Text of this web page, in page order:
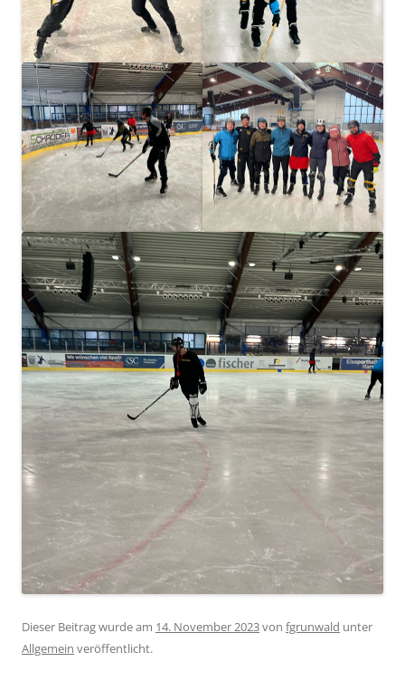
Dieser Beitrag wurde am 14. November 2023von fgrunwald unter
Allgemein veröffentlicht.